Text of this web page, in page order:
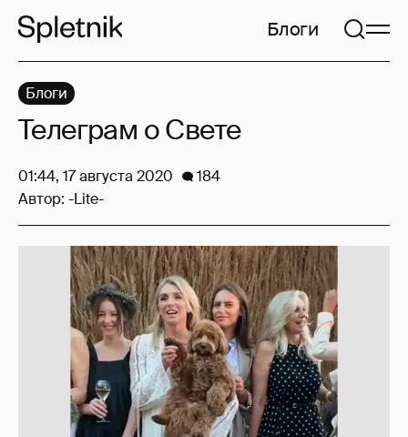
Блоги
Блоги
Телеграм о Свете
01:44, 17 августа 2020
184
Автор: -Lite-